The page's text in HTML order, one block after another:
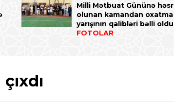
Milli Mətbuat Gününə həsr
olunan kamandan oxatma
yarışının qalibləri bəlli oldu
FOTOLAR